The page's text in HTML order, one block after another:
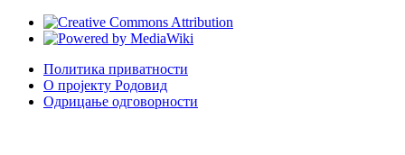
Политика приватности
О пројекту Родовид
Одрицање одговорности